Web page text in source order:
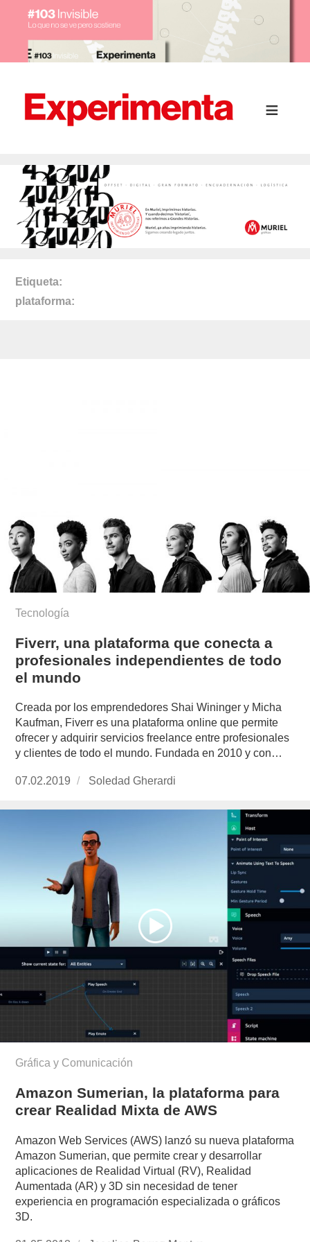
Etiqueta
plataforma
Tecnología
Fiverr, una plataforma que conecta a
profesionales independientes de todo
el mundo
Creada por los emprendedores Shai Wininger y Micha
Kaufman, Fiverr es una plataforma online que permite
ofrecer y adquirir servicios freelance entre profesionales
y clientes de todo el mundo. Fundada en 2010 y con…
Publicado
07.02.2019
https://www.experimenta.es/author/soledad-
Soledad Gherardi
Gráfica y Comunicación
Amazon Sumerian, la plataforma para
crear Realidad Mixta de AWS
Amazon Web Services (AWS) lanzó su nueva plataforma
Amazon Sumerian, que permite crear y desarrollar
aplicaciones de Realidad Virtual (RV), Realidad
Aumentada (AR) y 3D sin necesidad de tener
experiencia en programación especializada o gráficos
3D.